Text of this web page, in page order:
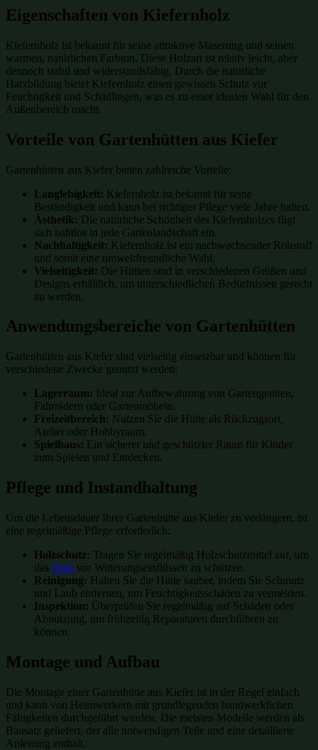
Eigenschaften von Kiefernholz
Kiefernholz ist bekannt für seine attraktive Maserung und seinen
warmen, natürlichen Farbton. Diese Holzart ist relativ leicht, aber
dennoch stabil und widerstandsfähig. Durch die natürliche
Harzbildung bietet Kiefernholz einen gewissen Schutz vor
Feuchtigkeit und Schädlingen, was es zu einer idealen Wahl für den
Außenbereich macht.
Vorteile von Gartenhütten aus Kiefer
Gartenhütten aus Kiefer bieten zahlreiche Vorteile:
Langlebigkeit: Kiefernholz ist bekannt für seine
Beständigkeit und kann bei richtiger Pflege viele Jahre halten.
Ästhetik: Die natürliche Schönheit des Kiefernholzes fügt
sich nahtlos in jede Gartenlandschaft ein.
Nachhaltigkeit: Kiefernholz ist ein nachwachsender Rohstoff
und somit eine umweltfreundliche Wahl.
Vielseitigkeit: Die Hütten sind in verschiedenen Größen und
Designs erhältlich, um unterschiedlichen Bedürfnissen gerecht
zu werden.
Anwendungsbereiche von Gartenhütten
Gartenhütten aus Kiefer sind vielseitig einsetzbar und können für
verschiedene Zwecke genutzt werden:
Lagerraum: Ideal zur Aufbewahrung von Gartengeräten,
Fahrrädern oder Gartenmöbeln.
Freizeitbereich: Nutzen Sie die Hütte als Rückzugsort,
Atelier oder Hobbyraum.
Spielhaus: Ein sicherer und geschützter Raum für Kinder
zum Spielen und Entdecken.
Pflege und Instandhaltung
Um die Lebensdauer Ihrer Gartenhütte aus Kiefer zu verlängern, ist
eine regelmäßige Pflege erforderlich:
Holzschutz: Tragen Sie regelmäßig Holzschutzmittel auf, um
das Holz vor Witterungseinflüssen zu schützen.
Reinigung: Halten Sie die Hütte sauber, indem Sie Schmutz
und Laub entfernen, um Feuchtigkeitsschäden zu vermeiden.
Inspektion: Überprüfen Sie regelmäßig auf Schäden oder
Abnutzung, um frühzeitig Reparaturen durchführen zu
können.
Montage und Aufbau
Die Montage einer Gartenhütte aus Kiefer ist in der Regel einfach
und kann von Heimwerkern mit grundlegenden handwerklichen
Fähigkeiten durchgeführt werden. Die meisten Modelle werden als
Bausatz geliefert, der alle notwendigen Teile und eine detaillierte
Anleitung enthält.